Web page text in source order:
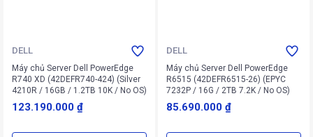
DELL
Máy chủ Server Dell PowerEdge
R740 XD (42DEFR740-424) (Silver
4210R / 16GB / 1.2TB 10K / No OS)
123.190.000 ₫
DELL
Máy chủ Server Dell PowerEdge
R6515 (42DEFR6515-26) (EPYC
7232P / 16G / 2TB 7.2K / No OS)
85.690.000 ₫